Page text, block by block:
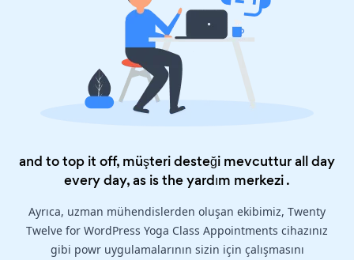
and to top it off, müşteri desteği mevcuttur all day
every day, as is theyardım merkezi.
Ayrıca, uzman mühendislerden oluşan ekibimiz, Twenty
Twelve for WordPress Yoga Class Appointments cihazınız
gibi powr uygulamalarının sizin için çalışmasını